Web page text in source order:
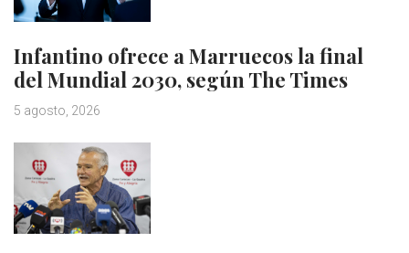
Infantino ofrece a Marruecos la final
del Mundial 2030, según The Times
5 agosto, 2026